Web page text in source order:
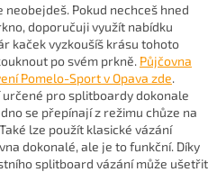
neobejdeš. Pokud nechceš hned
doporučuji využít nabídku
kaček vyzkoušíš krásu tohoto
po svém prkně. Půjčovna
Pomelo-Sport v Opava zde.
pro splitboardy dokonale
se přepínají z režimu chůze na
lze použít klasické vázání
dokonalé, ale je to funkční. Díky
splitboard vázání může ušetřit